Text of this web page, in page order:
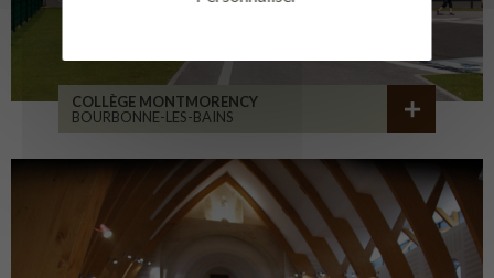
COLLÈGE MONTMORENCY
BOURBONNE-LES-BAINS